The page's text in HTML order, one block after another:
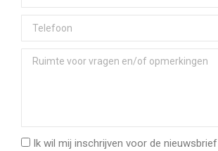
Ik wil mij inschrijven voor de nieuwsbrief